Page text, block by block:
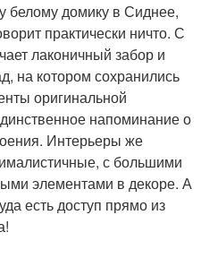
белому домику в Сиднее,
практически ничто. С
лаконичный забор и
на котором сохранились
оригинальной
напоминание о
Интерьеры же
с большими
элементами в декоре. А
есть доступ прямо из